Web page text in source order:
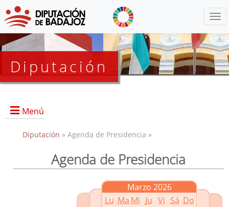
Diputación
Menú
Presidencia
Diputación » Agenda de Presidencia »
Agenda de Presidencia
Marzo 2026
Lu Ma Mi Ju Vi Sá Do